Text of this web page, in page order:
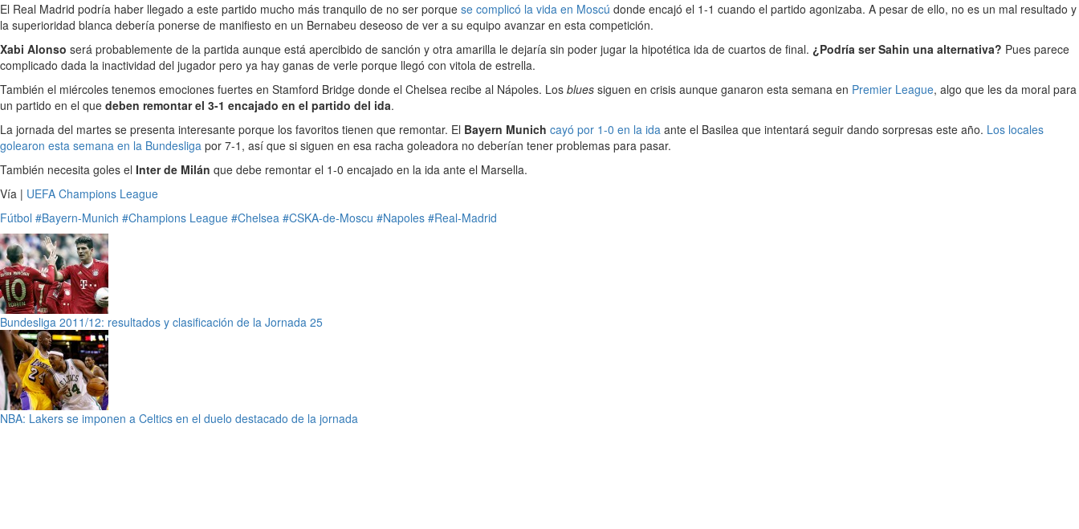
El Real Madrid podría haber llegado a este partido mucho más tranquilo de no ser porque se complicó la vida en Moscú donde encajó el 1-1 cuando el partido agonizaba. A pesar de ello, no es un mal resultado y
la superioridad blanca debería ponerse de manifiesto en un Bernabeu deseoso de ver a su equipo avanzar en esta competición.
Xabi Alonso será probablemente de la partida aunque está apercibido de sanción y otra amarilla le dejaría sin poder jugar la hipotética ida de cuartos de final. ¿Podría ser Sahin una alternativa? Pues parece
complicado dada la inactividad del jugador pero ya hay ganas de verle porque llegó con vitola de estrella.
También el miércoles tenemos emociones fuertes en Stamford Bridge donde el Chelsea recibe al Nápoles. Los blues siguen en crisis aunque ganaron esta semana en Premier League, algo que les da moral para
un partido en el que deben remontar el 3-1 encajado en el partido del ida.
La jornada del martes se presenta interesante porque los favoritos tienen que remontar. El Bayern Munich cayó por 1-0 en la ida ante el Basilea que intentará seguir dando sorpresas este año. Los locales
golearon esta semana en la Bundesliga por 7-1, así que si siguen en esa racha goleadora no deberían tener problemas para pasar.
También necesita goles el Inter de Milán que debe remontar el 1-0 encajado en la ida ante el Marsella.
Vía | UEFA Champions League
Fútbol #Bayern-Munich #Champions League #Chelsea #CSKA-de-Moscu #Napoles #Real-Madrid
Bundesliga 2011/12: resultados y clasificación de la Jornada 25
NBA: Lakers se imponen a Celtics en el duelo destacado de la jornada